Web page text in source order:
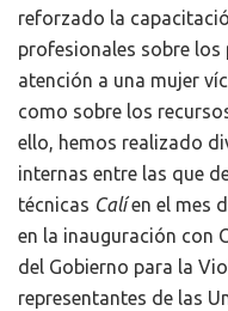
reforzado la
profesionales sobre
atención a una mujer
como sobre los
ello, hemos realizado
internas entre las que
técnicas Calíen el mes
en la inauguración con
del Gobierno para la
representantes de las